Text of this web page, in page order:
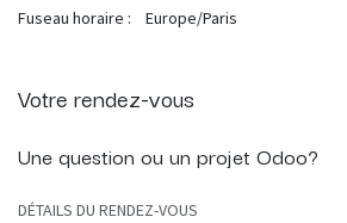
Fuseau horaire :
Votre rendez-vous
Une question ou un projet Odoo?
DÉTAILS DU RENDEZ-VOUS